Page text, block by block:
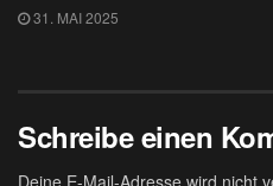
31. MAI 2025
Schreibe einen
Deine E-Mail-Adresse wird nicht